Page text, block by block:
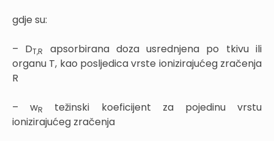
gdje su:
– DT,R
apsorbirana doza usrednjena po tkivu ili
organu T, kao posljedica vrste ionizirajućeg zračenja
R
– wR
težinski koeficijent za pojedinu vrstu
ionizirajućeg zračenja